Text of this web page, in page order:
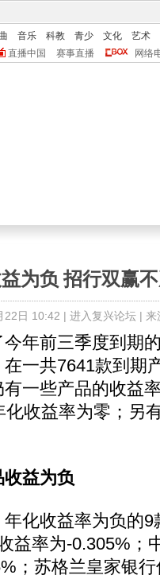
音乐 科教 青少 文化
艺术
直播中国 赛事直播 网络
为负 招行双赢
22日 10:42 | 进入复兴论坛| 来
前三季度到期
一共7641款到期
一些产品的收益
收益率为零；另
益为负
收益率为负的9
益率为-0.305%；
；苏格兰皇家银